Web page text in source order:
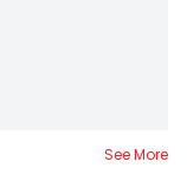
See More